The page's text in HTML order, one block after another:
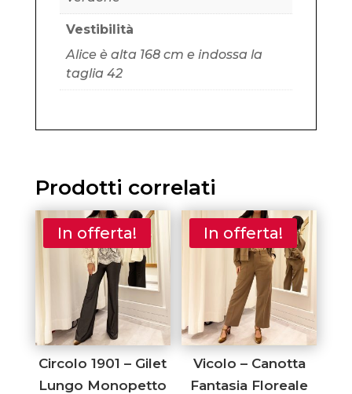
Vestibilità
Alice è alta 168 cm e indossa la
taglia 42
Prodotti correlati
In offerta!
Circolo 1901 – Gilet
Lungo Monopetto
In offerta!
Vicolo – Canotta
Fantasia Floreale